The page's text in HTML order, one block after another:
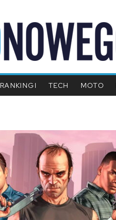
RANKINGI TECH MOTO